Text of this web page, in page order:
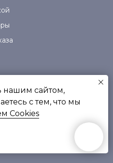
нашим сайтом,
с тем, что мы
Сookies